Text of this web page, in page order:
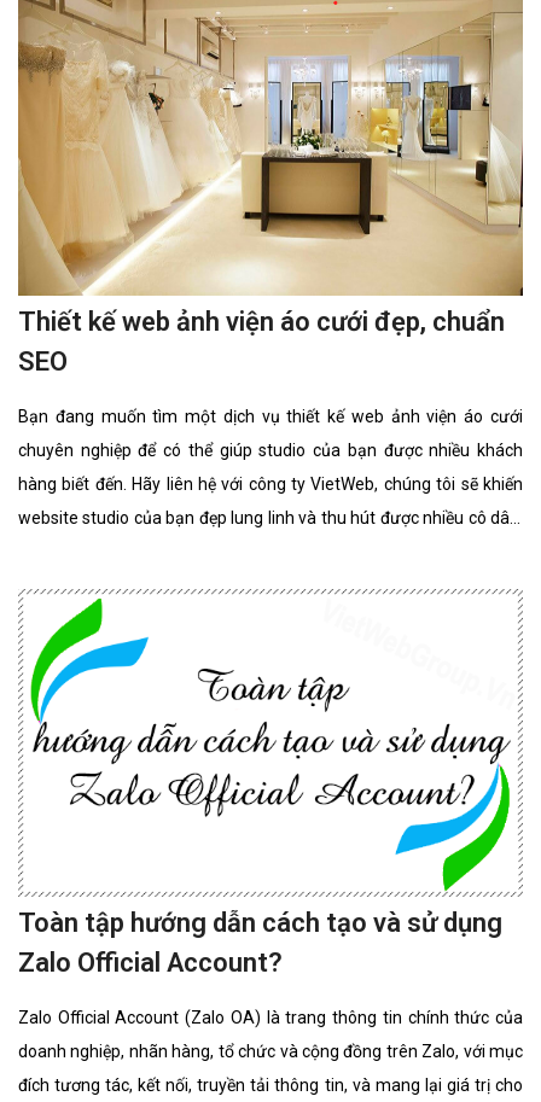
Thiết kế web ảnh viện áo cưới đẹp, chuẩn
SEO
Bạn đang muốn tìm một dịch vụ thiết kế web ảnh viện áo cưới
chuyên nghiệp để có thể giúp studio của bạn được nhiều khách
hàng biết đến. Hãy liên hệ với công ty VietWeb, chúng tôi sẽ khiến
website studio của bạn đẹp lung linh và thu hút được nhiều cô dâu,
Toàn tập hướng dẫn cách tạo và sử dụng
Zalo Official Account?
Zalo Official Account (Zalo OA) là trang thông tin chính thức của
doanh nghiệp, nhãn hàng, tổ chức và cộng đồng trên Zalo, với mục
đích tương tác, kết nối, truyền tải thông tin, và mang lại giá trị cho